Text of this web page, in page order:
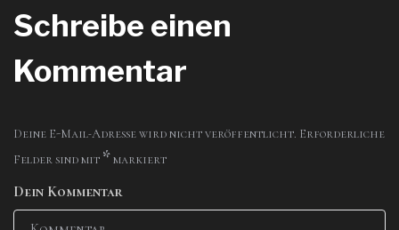
Schreibe einen
Kommentar
Deine E-Mail-Adresse wird nicht veröffentlicht. Erforderliche
Felder sind mit *markiert
Dein Kommentar